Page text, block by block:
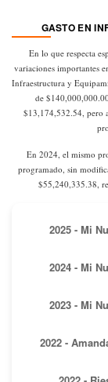
GASTO EN
En lo que respecta
variaciones importantes
Infraestructura y
de
$13,174,532.54, pero
En 2024, el mismo
programado, sin
$55,240,335.38,